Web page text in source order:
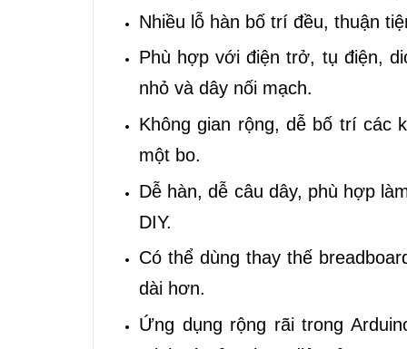
Nhiều lỗ hàn bố trí đều, thuận
Phù hợp với điện trở, tụ điện,
nhỏ và dây nối mạch.
Không gian rộng, dễ bố trí các
một bo.
Dễ hàn, dễ câu dây, phù hợp
DIY.
Có thể dùng thay thế
dài hơn.
Ứng dụng rộng rãi trong